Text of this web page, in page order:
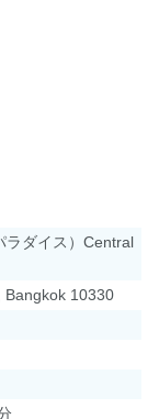
ラダイス）Central
Bangkok 10330